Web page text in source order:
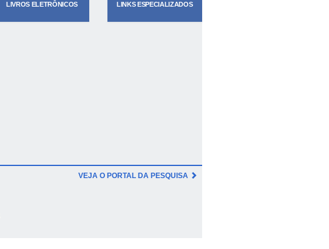
LIVROS ELETRÔNICOS LINKS ESPECIALIZADOS
VEJA O PORTAL DA PESQUISA